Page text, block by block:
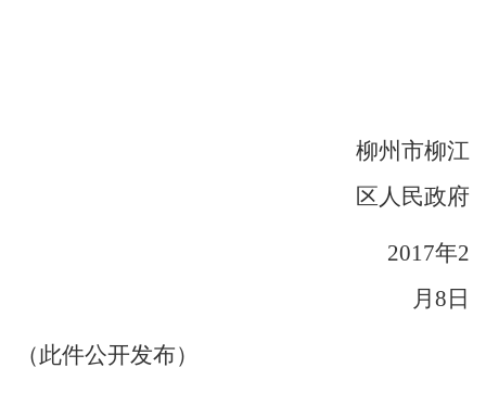
柳州市柳江
区人民政府
2017年2
月 8 日
（此件公开发布）